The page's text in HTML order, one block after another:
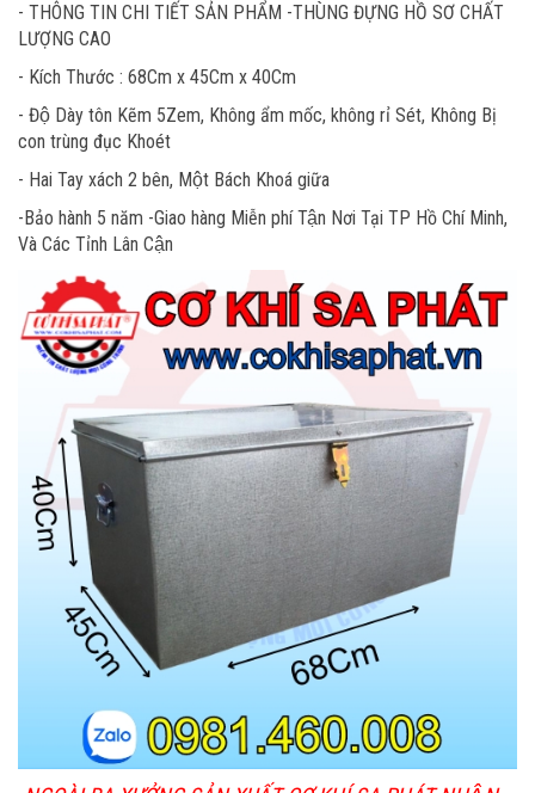
- THÔNG TIN CHI TIẾT SẢN PHẨM -THÙNG ĐỰNG HỒ SƠ CHẤT
LƯỢNG CAO
- Kích Thước : 68Cm x 45Cm x 40Cm
- Độ Dày tôn Kẽm 5Zem, Không ẩm mốc, không rỉ Sét, Không Bị
con trùng đục Khoét
- Hai Tay xách 2 bên, Một Bách Khoá giữa
-Bảo hành 5 năm -Giao hàng Miễn phí Tận Nơi Tại TP Hồ Chí Minh,
Và Các Tỉnh Lân Cận